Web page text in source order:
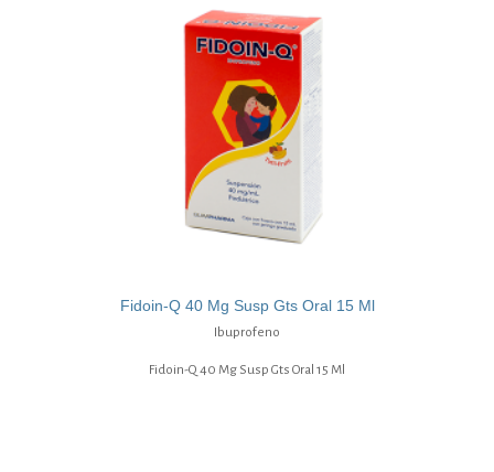
Fidoin-Q 40 Mg Susp Gts Oral 15 Ml
Ibuprofeno
Fidoin-Q 40 Mg Susp Gts Oral 15 Ml